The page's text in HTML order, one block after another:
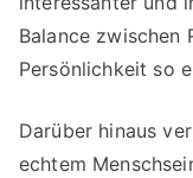
Balance zwischen
Persönlichkeit so
Darüber hinaus
echtem